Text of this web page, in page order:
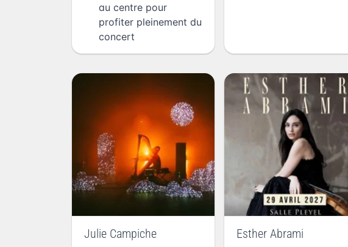
au centre pour
profiter pleinement du
concert
Julie Campiche Esther Abrami